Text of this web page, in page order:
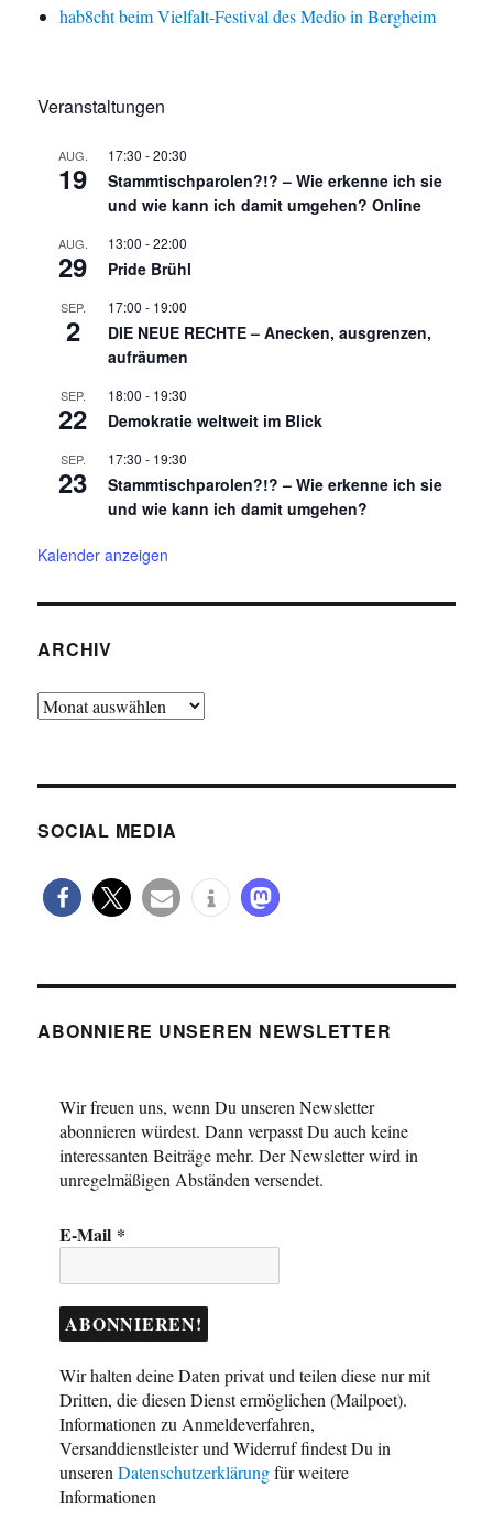
hab8cht beim Vielfalt-Festival des Medio in Bergheim
Veranstaltungen
AUG.
19
17:30 -20:30
Stammtischparolen?!? – Wie erkenne ich sie
und wie kann ich damit umgehen? Online
AUG.
29
13:00 -22:00
Pride Brühl
SEP.
2
17:00 - 19:00
DIE NEUE RECHTE – Anecken, ausgrenzen,
aufräumen
SEP.
22
18:00 - 19:30
Demokratie weltweit im Blick
SEP.
23
17:30 - 19:30
Stammtischparolen?!? – Wie erkenne ich sie
und wie kann ich damit umgehen?
Kalender anzeigen
ARCHIV
Archiv
SOCIAL MEDIA
ABONNIERE UNSEREN NEWSLETTER
Wir freuen uns, wenn Du unseren Newsletter
abonnieren würdest. Dann verpasst Du auch keine
interessanten Beiträge mehr. Der Newsletter wird in
unregelmäßigen Abständen versendet.
E-Mail *
Wir halten deine Daten privat und teilen diese nur mit
Dritten, die diesen Dienst ermöglichen (Mailpoet).
Informationen zu Anmeldeverfahren,
Versanddienstleister und Widerruf findest Du in
unserenDatenschutzerklärungfür weitere
Informationen